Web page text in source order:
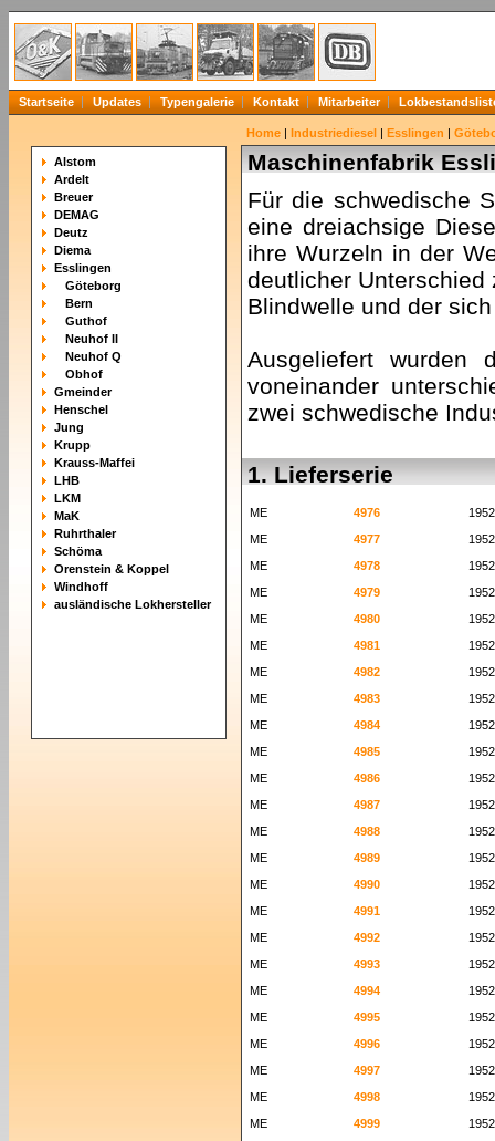
Startseite Updates Typengalerie Kontakt Mitarbeiter
Alstom
Ardelt
Breuer
DEMAG
Deutz
Diema
Esslingen
Göteborg
Bern
Guthof
Neuhof II
Neuhof Q
Obhof
Gmeinder
Henschel
Jung
Krupp
Krauss-Maffei
LHB
LKM
MaK
Ruhrthaler
Schöma
Orenstein & Koppel
Windhoff
ausländische Lokhersteller
Home | Industriediesel | Esslingen |
Maschinenfabrik
Für die schwedische
eine dreiachsige
ihre Wurzeln in der
deutlicher
Blindwelle und der
Ausgeliefert wurden
voneinander
zwei schwedische
1. Lieferserie
ME 4976
1952
ME
4977
1952
ME
4978
1952
ME
4979
1952
ME
4980
1952
ME
4981
1952
ME
4982
1952
ME
4983
1952
ME
4984
1952
ME
4985
1952
ME
4986
1952
ME
4987
1952
ME
4988
1952
ME
4989
1952
ME
4990
1952
ME
4991
1952
ME
4992
1952
ME
4993
1952
ME
4994
1952
ME
4995
1952
ME
4996
1952
ME
4997
1952
ME
4998
1952
ME
4999
1952